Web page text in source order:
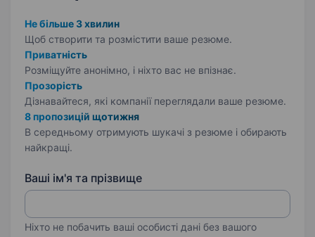
Не більше 3 хвилин
Щоб створити та розмістити ваше резюме.
Приватність
Розміщуйте анонімно, і ніхто вас не впізнає.
Прозорість
Дізнавайтеся, які компанії переглядали ваше резюме.
8 пропозицій щотижня
В середньому отримують шукачі з резюме і обирають
найкращі.
Ваші ім'я та прізвище
Ніхто не побачить ваші особисті дані без вашого